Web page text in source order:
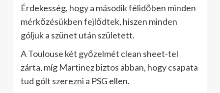
Érdekesség, hogy a második félidőben minden
mérkőzésükben fejlődtek, hiszen minden
góljuk a szünet után született.
A Toulouse két győzelmét clean sheet-tel
zárta, míg Martinez biztos abban, hogy csapata
tud gólt szerezni a PSG ellen.